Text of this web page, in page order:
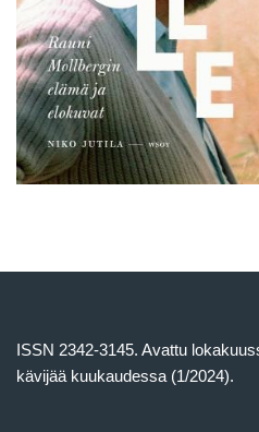
ISSN 2342-3145. Avattu
kävijää kuukaudessa (1/2024).